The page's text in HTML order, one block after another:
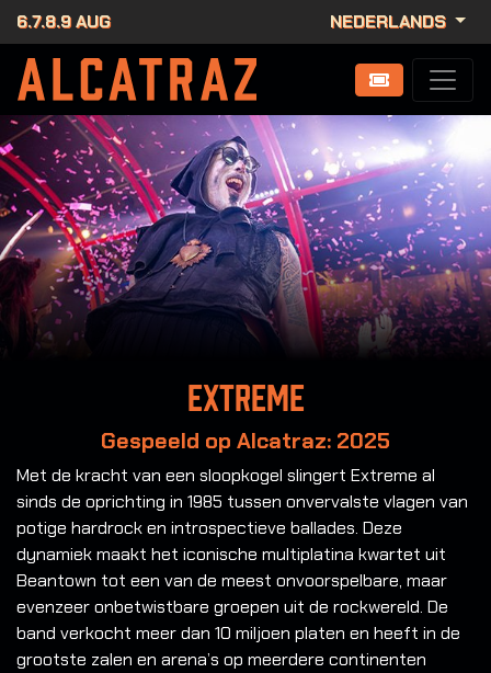
6.7.8.9 AUG NEDERLANDS
Extreme
Gespeeld op Alcatraz: 2025
Met de kracht van een sloopkogel slingert Extreme al
sinds de oprichting in 1985 tussen onvervalste vlagen van
potige hardrock en introspectieve ballades. Deze
dynamiek maakt het iconische multiplatina kwartet uit
Beantown tot een van de meest onvoorspelbare, maar
evenzeer onbetwistbare groepen uit de rockwereld. De
band verkocht meer dan 10 miljoen platen en heeft in de
grootste zalen en arena’s op meerdere continenten